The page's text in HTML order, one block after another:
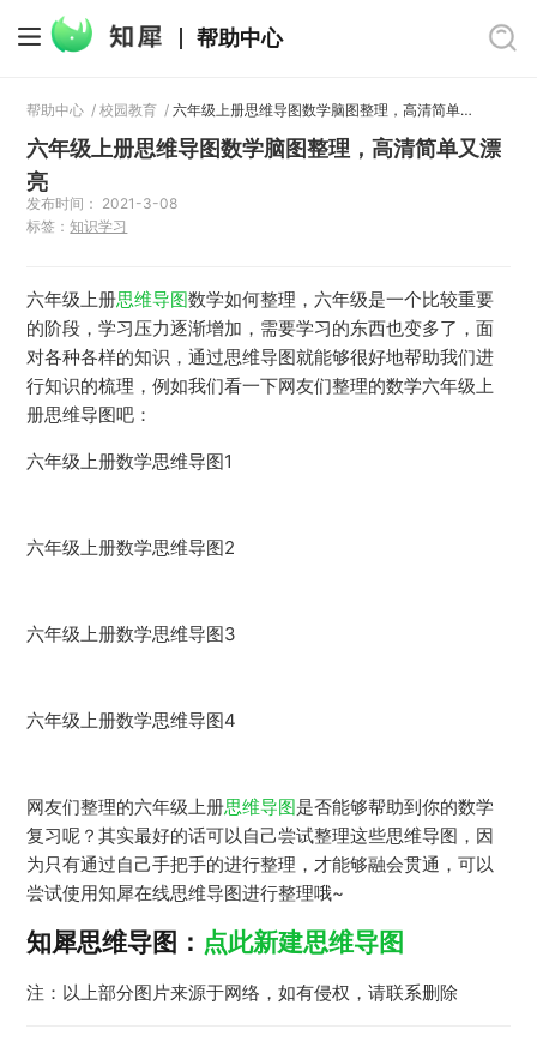
帮助中心
帮助中心 /校园教育 / 六年级上册思维导图数学脑图整理，高清简单又漂亮
六年级上册思维导图数学脑图整理，高清简单又漂
亮
发布时间： 2021-3-08
标签：知识学习
六年级上册思维导图数学如何整理，六年级是一个比较重要
的阶段，学习压力逐渐增加，需要学习的东西也变多了，面
对各种各样的知识，通过思维导图就能够很好地帮助我们进
行知识的梳理，例如我们看一下网友们整理的数学六年级上
册思维导图吧：
六年级上册数学思维导图1
六年级上册数学思维导图2
六年级上册数学思维导图3
六年级上册数学思维导图4
网友们整理的六年级上册思维导图是否能够帮助到你的数学
复习呢？其实最好的话可以自己尝试整理这些思维导图，因
为只有通过自己手把手的进行整理，才能够融会贯通，可以
尝试使用知犀在线思维导图进行整理哦~
知犀思维导图： 点此新建思维导图
注：以上部分图片来源于网络，如有侵权，请联系删除